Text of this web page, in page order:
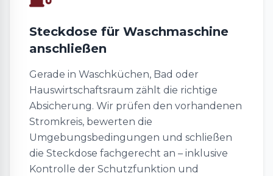
Steckdose für Waschmaschine
anschließen
Gerade in Waschküchen, Bad oder
Hauswirtschaftsraum zählt die richtige
Absicherung. Wir prüfen den vorhandenen
Stromkreis, bewerten die
Umgebungsbedingungen und schließen
die Steckdose fachgerecht an – inklusive
Kontrolle der Schutzfunktion und